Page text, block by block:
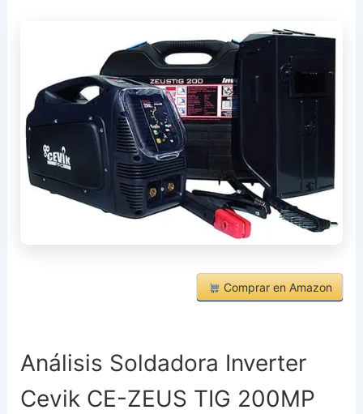
Comprar en Amazon
Análisis Soldadora Inverter
Cevik CE-ZEUS TIG 200MP